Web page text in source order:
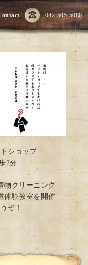
042-505-5080
ショップ
2分
物クリーニング
体験教室を開催
ぞ！